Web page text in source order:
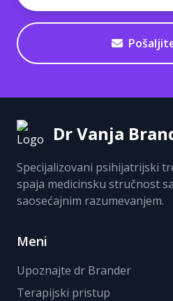
Dr Vanja
Specijalizovani psihijatrijski
spaja medicinsku stručnost sa
saosećajnim razumevanjem.
Meni
Upoznajte dr Brander
Terapijski pristup